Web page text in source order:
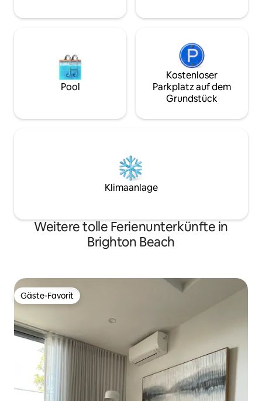
Fernbedienung. Voll ausgestattet mit
Pool
Kostenloser
Parkplatz auf dem
Grundstück
Klimaanlage
Weitere tolle Ferienunterkünfte in
Brighton Beach
Gäste-Favorit
Gäste-Favorit